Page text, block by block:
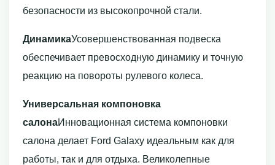
безопасности из высокопрочной стали.
ДинамикаУсовершенствованная подвеска
обеспечивает превосходную динамику и точную
реакцию на повороты рулевого колеса.
Универсальная компоновка
салонаИнновационная система компоновки
салона делает Ford Galaxy идеальным как для
работы, так и для отдыха. Великолепные